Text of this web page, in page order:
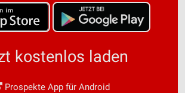
kostenlos laden
Prospekte App für Android